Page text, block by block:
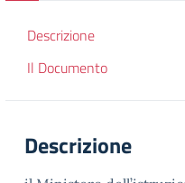
Descrizione
Il Documento
Descrizione